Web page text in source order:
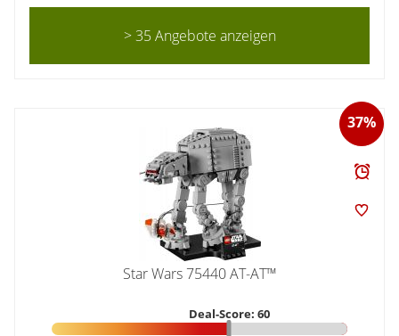
> 35 Angebote anzeigen
37%
Star Wars 75440 AT-AT™
Deal-Score: 60